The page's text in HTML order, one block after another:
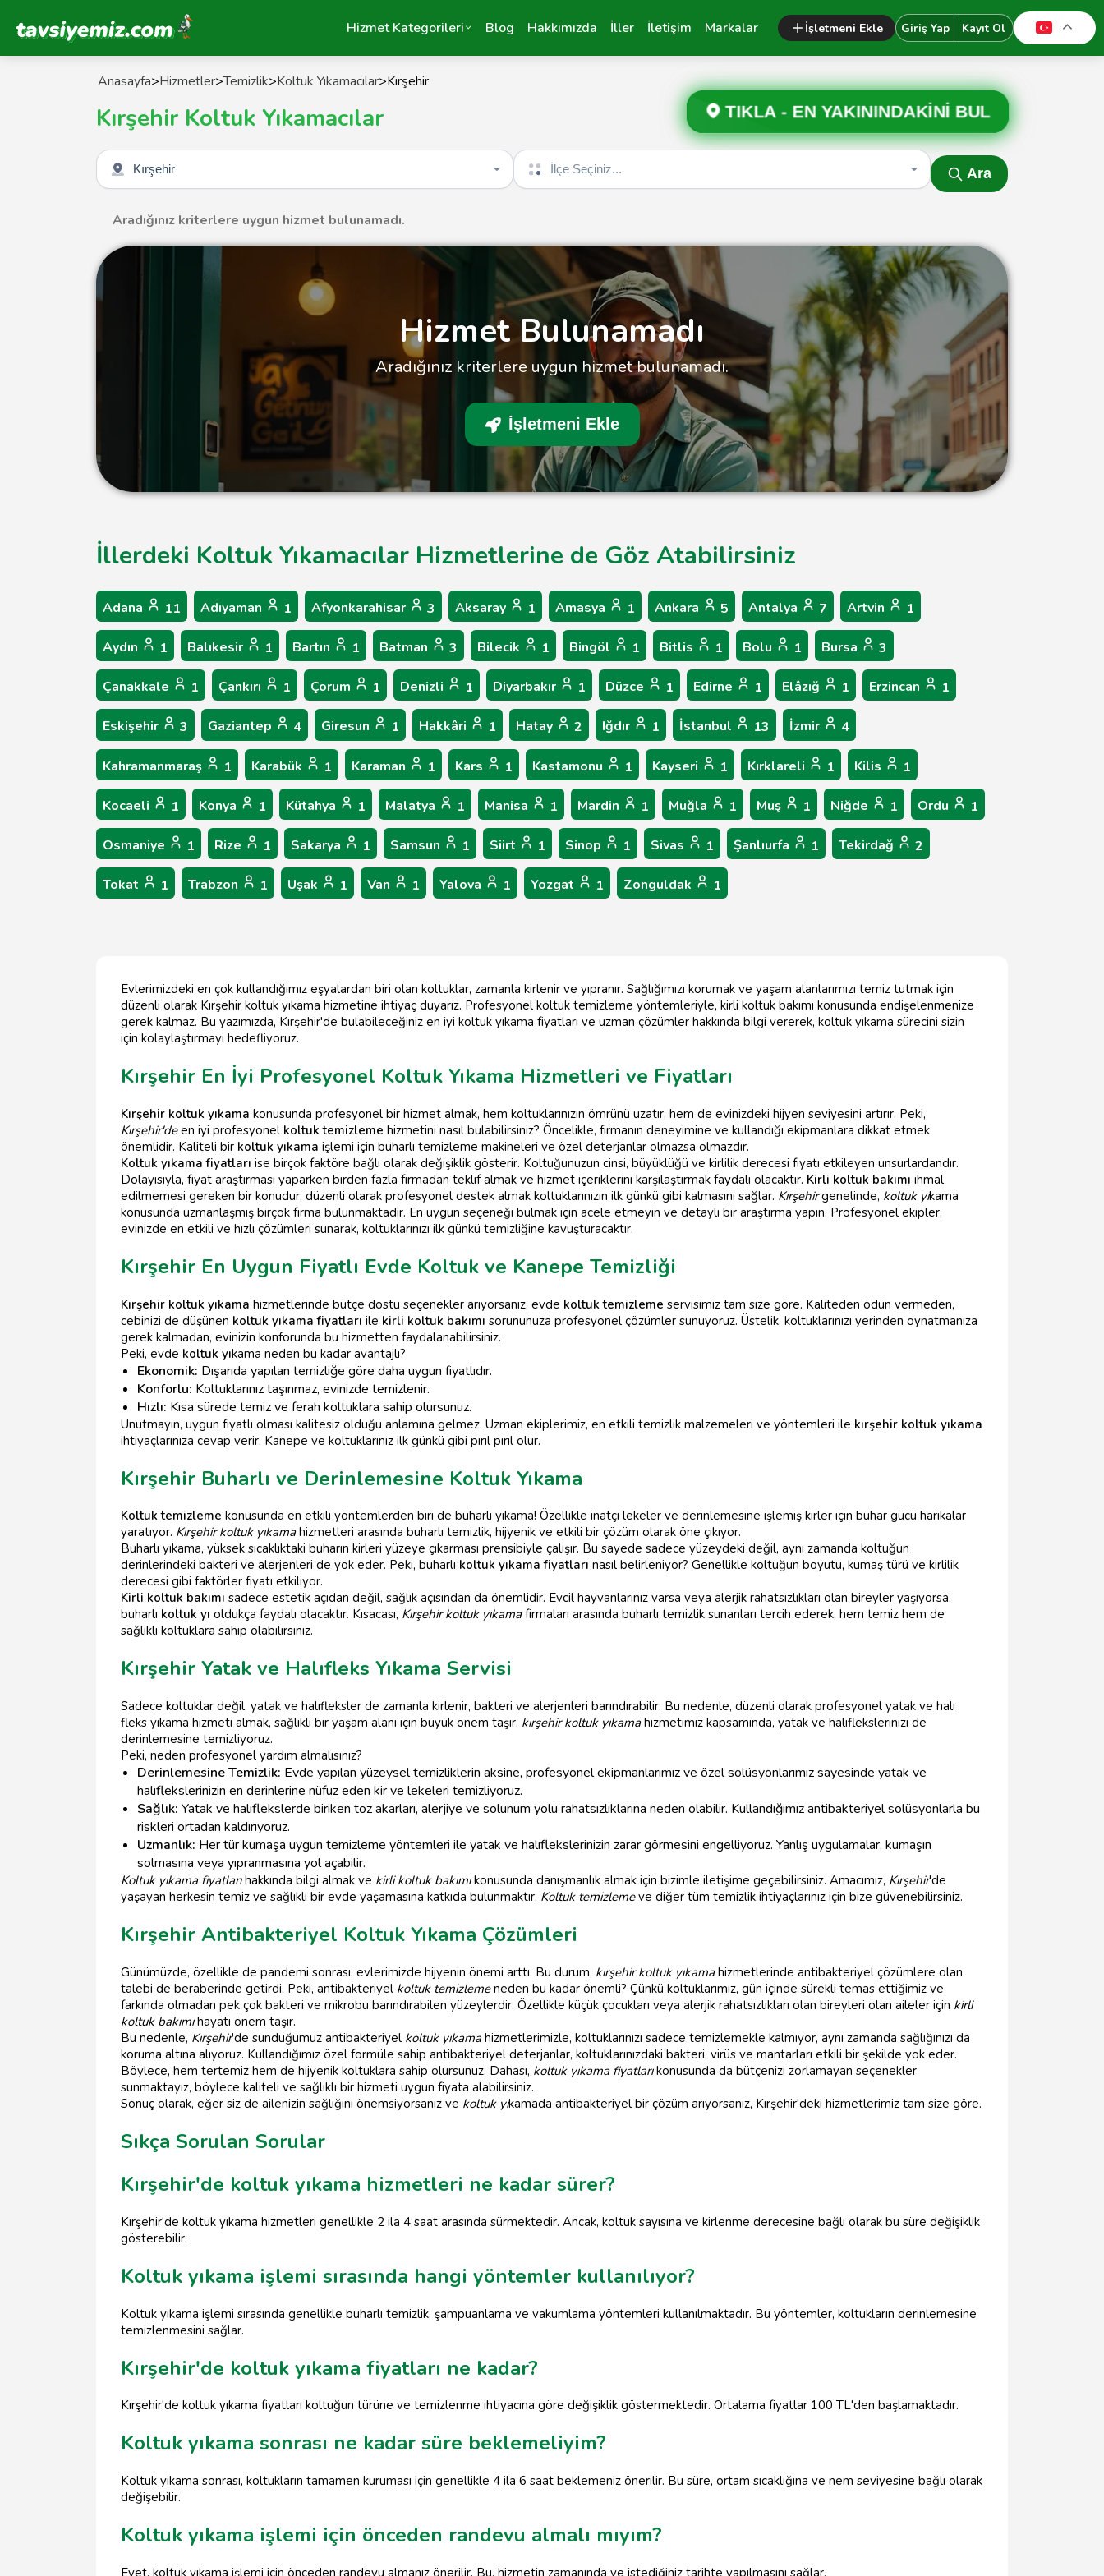
Tavsiyemiz Anasayfa Hizmet Kategorileri Blog Hakkımızda İller İletişim Markalar İşletmeni Ekle Giriş Yap Kayıt Ol
Anasayfa>Hizmetler>Temizlik>Koltuk Yıkamacılar>Kırşehir
Kırşehir Koltuk Yıkamacılar TIKLA - EN YAKININDAKİNİ BUL
Şehir seçin İlçe seçin
Ara
Aradığınız kriterlere uygun hizmet bulunamadı.
Hizmet Bulunamadı
Aradığınız kriterlere uygun hizmet bulunamadı.
İşletmeni Ekle
İllerdeki Koltuk Yıkamacılar Hizmetlerine de Göz Atabilirsiniz
Adana 11 Adıyaman 1 Afyonkarahisar 3 Aksaray 1 Amasya 1 Ankara 5 Antalya 7 Artvin 1
Aydın 1 Balıkesir 1 Bartın 1 Batman 3 Bilecik 1 Bingöl 1 Bitlis 1 Bolu 1 Bursa 3
Çanakkale 1 Çankırı 1 Çorum 1 Denizli 1 Diyarbakır 1 Düzce 1 Edirne 1 Elâzığ 1 Erzincan 1
Eskişehir 3 Gaziantep 4 Giresun 1 Hakkâri 1 Hatay 2 Iğdır 1 İstanbul 13 İzmir 4
Kahramanmaraş 1 Karabük 1 Karaman 1 Kars 1 Kastamonu 1 Kayseri 1 Kırklareli 1 Kilis 1
Kocaeli 1 Konya 1 Kütahya 1 Malatya 1 Manisa 1 Mardin 1 Muğla 1 Muş 1 Niğde 1 Ordu 1
Osmaniye 1 Rize 1 Sakarya 1 Samsun 1 Siirt 1 Sinop 1 Sivas 1 Şanlıurfa 1 Tekirdağ 2
Tokat 1 Trabzon 1 Uşak 1 Van 1 Yalova 1 Yozgat 1 Zonguldak 1
Evlerimizdeki en çok kullandığımız eşyalardan biri olan koltuklar, zamanla kirlenir ve yıpranır. Sağlığımızı korumak ve yaşam alanlarımızı temiz tutmak için
düzenli olarak Kırşehir koltuk yıkama hizmetine ihtiyaç duyarız. Profesyonel koltuk temizleme yöntemleriyle, kirli koltuk bakımı konusunda endişelenmenize
gerek kalmaz. Bu yazımızda, Kırşehir'de bulabileceğiniz en iyi koltuk yıkama fiyatları ve uzman çözümler hakkında bilgi vererek, koltuk yıkama sürecini sizin
için kolaylaştırmayı hedefliyoruz.
Kırşehir En İyi Profesyonel Koltuk Yıkama Hizmetleri ve Fiyatları
Kırşehir koltuk yıkama konusunda profesyonel bir hizmet almak, hem koltuklarınızın ömrünü uzatır, hem de evinizdeki hijyen seviyesini artırır. Peki,
Kırşehir'deen iyi profesyonel koltuk temizleme hizmetini nasıl bulabilirsiniz? Öncelikle, firmanın deneyimine ve kullandığı ekipmanlara dikkat etmek
önemlidir. Kaliteli bir koltuk yıkama işlemi için buharlı temizleme makineleri ve özel deterjanlar olmazsa olmazdır.
Koltuk yıkama fiyatları ise birçok faktöre bağlı olarak değişiklik gösterir. Koltuğunuzun cinsi, büyüklüğü ve kirlilik derecesi fiyatı etkileyen unsurlardandır.
Dolayısıyla, fiyat araştırması yaparken birden fazla firmadan teklif almak ve hizmet içeriklerini karşılaştırmak faydalı olacaktır. Kirli koltuk bakımı ihmal
edilmemesi gereken bir konudur; düzenli olarak profesyonel destek almak koltuklarınızın ilk günkü gibi kalmasını sağlar. Kırşehirgenelinde, koltuk yıkama
konusunda uzmanlaşmış birçok firma bulunmaktadır. En uygun seçeneği bulmak için acele etmeyin ve detaylı bir araştırma yapın. Profesyonel ekipler,
evinizde en etkili ve hızlı çözümleri sunarak, koltuklarınızı ilk günkü temizliğine kavuşturacaktır.
Kırşehir En Uygun Fiyatlı Evde Koltuk ve Kanepe Temizliği
Kırşehir koltuk yıkama hizmetlerinde bütçe dostu seçenekler arıyorsanız, evde koltuk temizleme servisimiz tam size göre. Kaliteden ödün vermeden,
cebinizi de düşünen koltuk yıkama fiyatları ile kirli koltuk bakımı sorununuza profesyonel çözümler sunuyoruz. Üstelik, koltuklarınızı yerinden oynatmanıza
gerek kalmadan, evinizin konforunda bu hizmetten faydalanabilirsiniz.
Peki, evde koltuk yıkama neden bu kadar avantajlı?
Ekonomik: Dışarıda yapılan temizliğe göre daha uygun fiyatlıdır.
Konforlu: Koltuklarınız taşınmaz, evinizde temizlenir.
Hızlı: Kısa sürede temiz ve ferah koltuklara sahip olursunuz.
Unutmayın, uygun fiyatlı olması kalitesiz olduğu anlamına gelmez. Uzman ekiplerimiz, en etkili temizlik malzemeleri ve yöntemleri ile kırşehir koltuk yıkama
ihtiyaçlarınıza cevap verir. Kanepe ve koltuklarınız ilk günkü gibi pırıl pırıl olur.
Kırşehir Buharlı ve Derinlemesine Koltuk Yıkama
Koltuk temizleme konusunda en etkili yöntemlerden biri de buharlı yıkama! Özellikle inatçı lekeler ve derinlemesine işlemiş kirler için buhar gücü harikalar
yaratıyor. Kırşehir koltuk yıkamahizmetleri arasında buharlı temizlik, hijyenik ve etkili bir çözüm olarak öne çıkıyor.
Buharlı yıkama, yüksek sıcaklıktaki buharın kirleri yüzeye çıkarması prensibiyle çalışır. Bu sayede sadece yüzeydeki değil, aynı zamanda koltuğun
derinlerindeki bakteri ve alerjenleri de yok eder. Peki, buharlı koltuk yıkama fiyatları nasıl belirleniyor? Genellikle koltuğun boyutu, kumaş türü ve kirlilik
derecesi gibi faktörler fiyatı etkiliyor.
Kirli koltuk bakımı sadece estetik açıdan değil, sağlık açısından da önemlidir. Evcil hayvanlarınız varsa veya alerjik rahatsızlıkları olan bireyler yaşıyorsa,
buharlı koltuk yı oldukça faydalı olacaktır. Kısacası, Kırşehir koltuk yıkamafirmaları arasında buharlı temizlik sunanları tercih ederek, hem temiz hem de
sağlıklı koltuklara sahip olabilirsiniz.
Kırşehir Yatak ve Halıfleks Yıkama Servisi
Sadece koltuklar değil, yatak ve halıfleksler de zamanla kirlenir, bakteri ve alerjenleri barındırabilir. Bu nedenle, düzenli olarak profesyonel yatak ve halı
fleks yıkama hizmeti almak, sağlıklı bir yaşam alanı için büyük önem taşır. kırşehir koltuk yıkamahizmetimiz kapsamında, yatak ve halıflekslerinizi de
derinlemesine temizliyoruz.
Peki, neden profesyonel yardım almalısınız?
Derinlemesine Temizlik: Evde yapılan yüzeysel temizliklerin aksine, profesyonel ekipmanlarımız ve özel solüsyonlarımız sayesinde yatak ve
halıflekslerinizin en derinlerine nüfuz eden kir ve lekeleri temizliyoruz.
Sağlık: Yatak ve halıflekslerde biriken toz akarları, alerjiye ve solunum yolu rahatsızlıklarına neden olabilir. Kullandığımız antibakteriyel solüsyonlarla bu
riskleri ortadan kaldırıyoruz.
Uzmanlık: Her tür kumaşa uygun temizleme yöntemleri ile yatak ve halıflekslerinizin zarar görmesini engelliyoruz. Yanlış uygulamalar, kumaşın
solmasına veya yıpranmasına yol açabilir.
Koltuk yıkama fiyatlarıhakkında bilgi almak ve kirli koltuk bakımıkonusunda danışmanlık almak için bizimle iletişime geçebilirsiniz. Amacımız, Kırşehir'de
yaşayan herkesin temiz ve sağlıklı bir evde yaşamasına katkıda bulunmaktır. Koltuk temizlemeve diğer tüm temizlik ihtiyaçlarınız için bize güvenebilirsiniz.
Kırşehir Antibakteriyel Koltuk Yıkama Çözümleri
Günümüzde, özellikle de pandemi sonrası, evlerimizde hijyenin önemi arttı. Bu durum, kırşehir koltuk yıkamahizmetlerinde antibakteriyel çözümlere olan
talebi de beraberinde getirdi. Peki, antibakteriyel koltuk temizlemeneden bu kadar önemli? Çünkü koltuklarımız, gün içinde sürekli temas ettiğimiz ve
farkında olmadan pek çok bakteri ve mikrobu barındırabilen yüzeylerdir. Özellikle küçük çocukları veya alerjik rahatsızlıkları olan bireyleri olan aileler için kirli
koltuk bakımıhayati önem taşır.
Bu nedenle, Kırşehir'de sunduğumuz antibakteriyel koltuk yıkamahizmetlerimizle, koltuklarınızı sadece temizlemekle kalmıyor, aynı zamanda sağlığınızı da
koruma altına alıyoruz. Kullandığımız özel formüle sahip antibakteriyel deterjanlar, koltuklarınızdaki bakteri, virüs ve mantarları etkili bir şekilde yok eder.
Böylece, hem tertemiz hem de hijyenik koltuklara sahip olursunuz. Dahası, koltuk yıkama fiyatlarıkonusunda da bütçenizi zorlamayan seçenekler
sunmaktayız, böylece kaliteli ve sağlıklı bir hizmeti uygun fiyata alabilirsiniz.
Sonuç olarak, eğer siz de ailenizin sağlığını önemsiyorsanız ve koltuk yıkamada antibakteriyel bir çözüm arıyorsanız, Kırşehir'deki hizmetlerimiz tam size göre.
Sıkça Sorulan Sorular
Kırşehir'de koltuk yıkama hizmetleri ne kadar sürer?
Kırşehir'de koltuk yıkama hizmetleri genellikle 2 ila 4 saat arasında sürmektedir. Ancak, koltuk sayısına ve kirlenme derecesine bağlı olarak bu süre değişiklik
gösterebilir.
Koltuk yıkama işlemi sırasında hangi yöntemler kullanılıyor?
Koltuk yıkama işlemi sırasında genellikle buharlı temizlik, şampuanlama ve vakumlama yöntemleri kullanılmaktadır. Bu yöntemler, koltukların derinlemesine
temizlenmesini sağlar.
Kırşehir'de koltuk yıkama fiyatları ne kadar?
Kırşehir'de koltuk yıkama fiyatları koltuğun türüne ve temizlenme ihtiyacına göre değişiklik göstermektedir. Ortalama fiyatlar 100 TL'den başlamaktadır.
Koltuk yıkama sonrası ne kadar süre beklemeliyim?
Koltuk yıkama sonrası, koltukların tamamen kuruması için genellikle 4 ila 6 saat beklemeniz önerilir. Bu süre, ortam sıcaklığına ve nem seviyesine bağlı olarak
değişebilir.
Koltuk yıkama işlemi için önceden randevu almalı mıyım?